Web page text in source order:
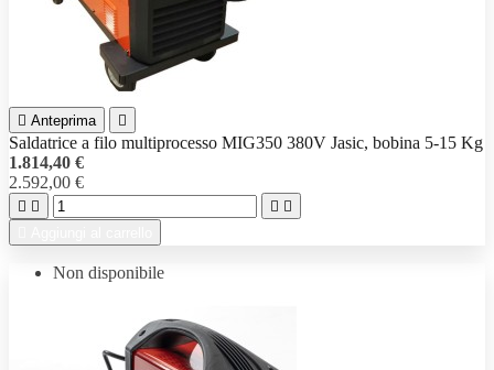
 Anteprima 
Saldatrice a filo multiprocesso MIG350 380V Jasic, bobina 5-15 Kg
1.814,40 €
2.592,00 €
   
Non disponibile